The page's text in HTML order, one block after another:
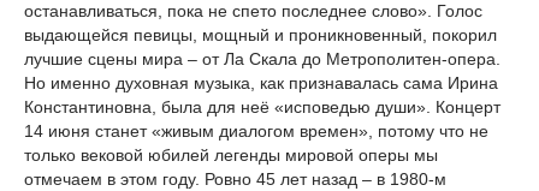
останавливаться, пока не спето последнее слово». Голос
выдающейся певицы, мощный и проникновенный, покорил
лучшие сцены мира – от Ла Скала до Метрополитен-опера.
Но именно духовная музыка, как признавалась сама Ирина
Константиновна, была для неё «исповедью души». Концерт
14 июня станет «живым диалогом времен», потому что не
только вековой юбилей легенды мировой оперы мы
отмечаем в этом году. Ровно 45 лет назад – в 1980-м